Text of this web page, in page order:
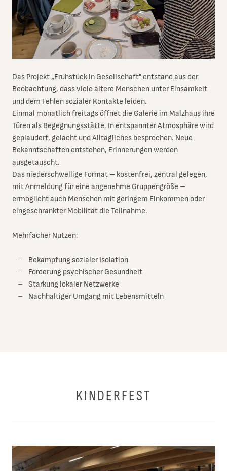
Das Projekt „Frühstück in Gesellschaft" entstand aus der
Beobachtung, dass viele ältere Menschen unter Einsamkeit
und dem Fehlen sozialer Kontakte leiden.
Einmal monatlich freitags öffnet die Galerie im Malzhaus ihre
Türen als Begegnungsstätte. In entspannter Atmosphäre wird
geplaudert, gelacht und Alltägliches besprochen. Neue
Bekanntschaften entstehen, Erinnerungen werden
ausgetauscht.
Das niederschwellige Format – kostenfrei, zentral gelegen,
mit Anmeldung für eine angenehme Gruppengröße –
ermöglicht auch Menschen mit geringem Einkommen oder
eingeschränkter Mobilität die Teilnahme.
Mehrfacher Nutzen:
Bekämpfung sozialer Isolation
Förderung psychischer Gesundheit
Stärkung lokaler Netzwerke
Nachhaltiger Umgang mit Lebensmitteln
KINDERFEST